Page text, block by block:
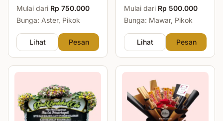
Mulai dari Rp 750.000
Bunga: Aster, Pikok
Lihat Pesan
Mulai dari Rp 500.000
Bunga: Mawar, Pikok
Lihat Pesan